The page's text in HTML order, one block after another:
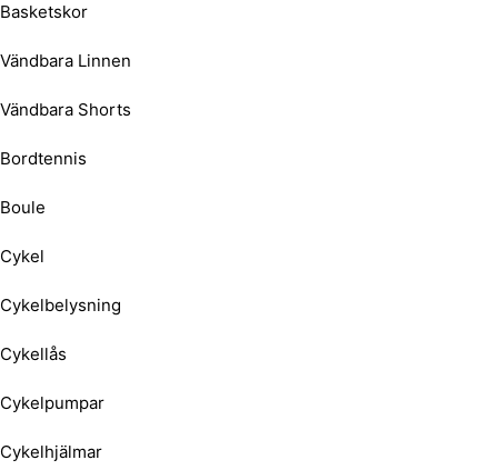
Basketskor
Vändbara Linnen
Vändbara Shorts
Bordtennis
Boule
Cykel
Cykelbelysning
Cykellås
Cykelpumpar
Cykelhjälmar